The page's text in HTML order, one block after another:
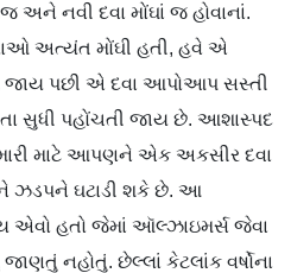
અને નવી દવા મોંઘાં જ હોવાનાં.
અત્યંત મોંઘી હતી, હવે એ
જાય પછી એ દવા આપોઆપ સસ્તી
સુધી પહોંચતી જાય છે. આશાસ્પદ
માટે આપણને એક અકસીર દવા
ઝડપને ઘટાડી શકે છે. આ
હતો જેમાં ઑલ્ઝાઇમર્સ જેવા
નહોતું. છેલ્લાં કેટલાંક વર્ષોના